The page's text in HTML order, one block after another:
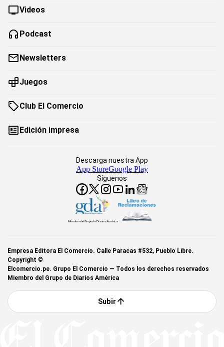
Videos
Podcast
Newsletters
Juegos
Club El Comercio
Edición impresa
Síguenos
Descarga nuestra App
App StoreGoogle Play
Miembro del Grupo de Diarios América
Empresa Editora El Comercio. Calle Paracas #532, Pueblo Libre.
Copyright ©
Elcomercio.pe. Grupo El Comercio — Todos los derechos reservados
Miembro del Grupo de Diarios América
Subir